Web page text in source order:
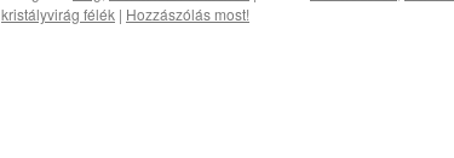
kristályvirág félék | Hozzászólás most!